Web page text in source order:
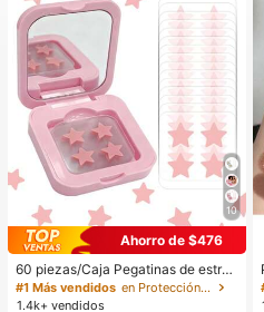
10
Ahorro de $476
60 piezas/Caja Pegatinas de estrell
a lindas - Pegatinas faciales, sin al
cohol, sin fragancia, suaves en la pi
#1 Más vendidos
en Protección de la piel
1.4k+ vendidos